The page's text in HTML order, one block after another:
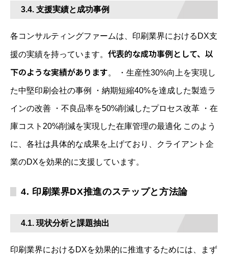
3.4. 支援実績と成功事例
各コンサルティングファームは、印刷業界におけるDX支
援の実績を持っています。 代表的な成功事例として、以
下のような実績があります。 ・生産性30%向上を実現し
た中堅印刷会社の事例 ・納期短縮40%を達成した製造ラ
インの改善 ・不良品率を50%削減したプロセス改革 ・在
庫コスト20%削減を実現した在庫管理の最適化 このよう
に、各社は具体的な成果を上げており、クライアント企
業のDXを効果的に支援しています。
4. 印刷業界DX推進のステップと方法論
4.1. 現状分析と課題抽出
印刷業界におけるDXを効果的に推進するためには、まず